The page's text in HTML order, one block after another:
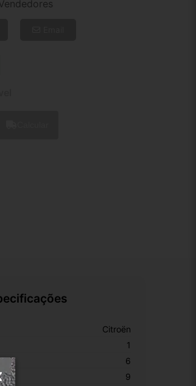
Citroën
1
6
9